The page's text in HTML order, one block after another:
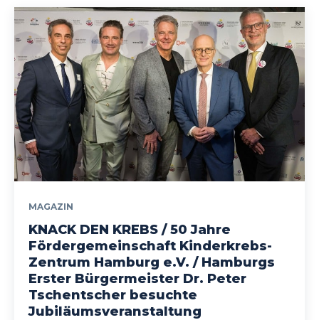
MAGAZIN
KNACK DEN KREBS / 50 Jahre
Fördergemeinschaft Kinderkrebs-
Zentrum Hamburg e.V. / Hamburgs
Erster Bürgermeister Dr. Peter
Tschentscher besuchte
Jubiläumsveranstaltung